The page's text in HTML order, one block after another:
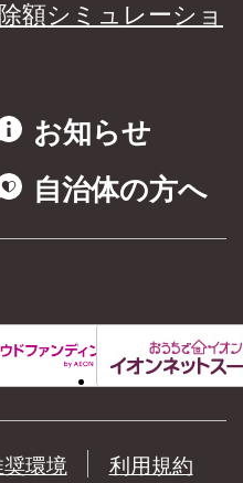
額シミュレーショ
お知らせ
自治体の方へ
奨環境 利用規約